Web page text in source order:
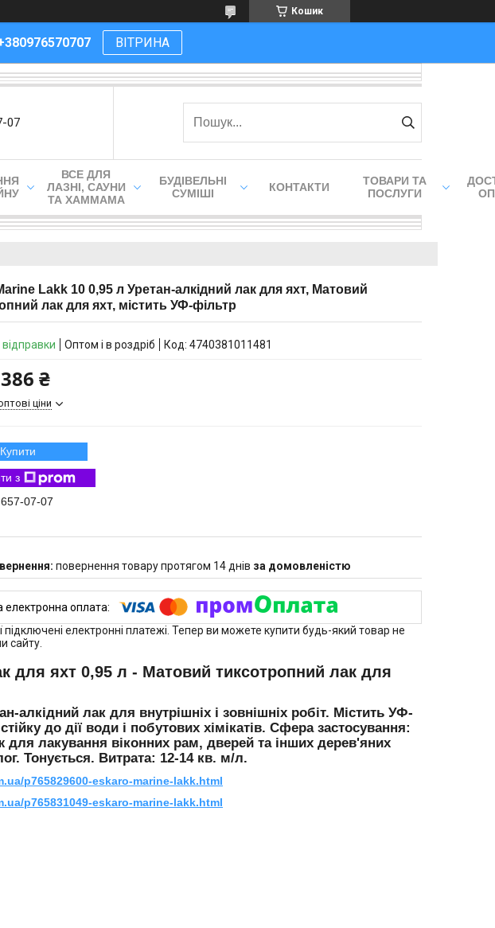
Кошик
ВІТРИНА
07
ВСЕ ДЛЯ
ЛАЗНІ, САУНИ
ТА ХАММАМА
БУДІВЕЛЬНІ
СУМІШІ
КОНТАКТИ
ТОВАРИ ТА
ПОСЛУГИ
Lakk 10 0,95 л Уретан-алкідний лак для яхт, Матовий
лак для яхт, містить УФ-фільтр
Оптом і в роздріб Код: 4740381011481
₴
ціни
Купити
з
07-07
повернення товару протягом 14 днів за домовленістю
підключені електронні платежі. Тепер ви можете купити будь-який товар не
сайту.
для яхт 0,95 л - Матовий тиксотропний лак для
алкідний лак для внутрішніх і зовнішніх робіт. Містить УФ-
до дії води і побутових хімікатів. Сфера застосування:
для лакування віконних рам, дверей та інших дерев'яних
Тонується. Витрата: 12-14 кв. м/л.
p765829600-eskaro-marine-lakk.html
p765831049-eskaro-marine-lakk.html